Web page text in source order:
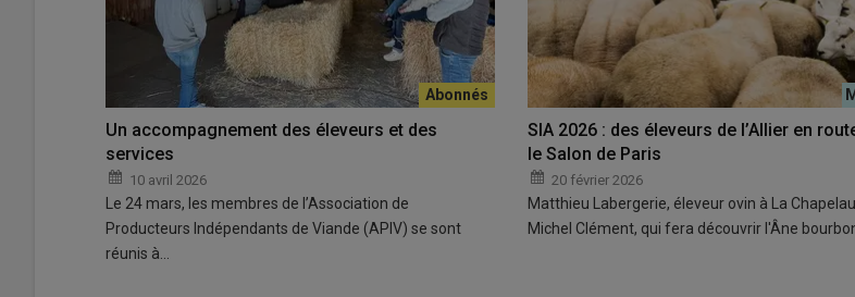
Un accompagnement des éleveurs et des
services
10 avril 2026
Le 24 mars, les membres de l’Association de
Producteurs Indépendants de Viande (APIV) se sont
réunis à…
SIA 2026 : des éleveurs de l’Allier en
le Salon de Paris
20 février 2026
Matthieu Labergerie, éleveur ovin à La
Michel Clément, qui fera découvrir l'Âne